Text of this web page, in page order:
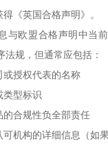
《英国合格声明》。
与欧盟合格声明中当
法规，但通常应包括：
或授权代表的名称
类型标识
的合规性负全部责任
机构的详细信息（如果